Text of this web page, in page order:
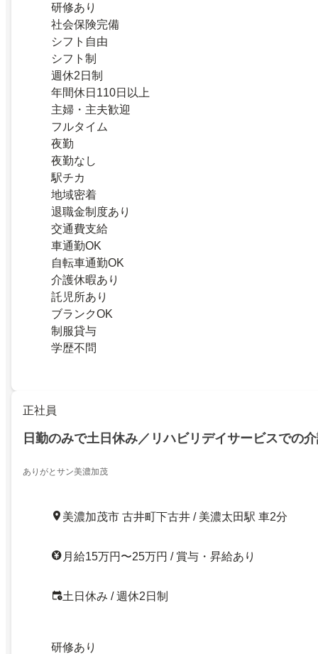
研修あり
社会保険完備
シフト自由
シフト制
週休2日制
年間休日110日以上
主婦・主夫歓迎
フルタイム
夜勤
夜勤なし
駅チカ
地域密着
退職金制度あり
交通費支給
車通勤OK
自転車通勤OK
介護休暇あり
託児所あり
ブランクOK
制服貸与
学歴不問
正社員
日勤のみで土日休み／リハビリデイサービスでの
ありがとサン美濃加茂
美濃加茂市 古井町下古井 / 美濃太田駅 車2分
月給15万円〜25万円 / 賞与・昇給あり
土日休み / 週休2日制
研修あり